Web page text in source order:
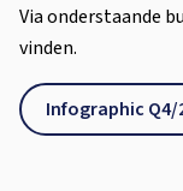
Via onderstaande
vinden.
Infographic Q4/